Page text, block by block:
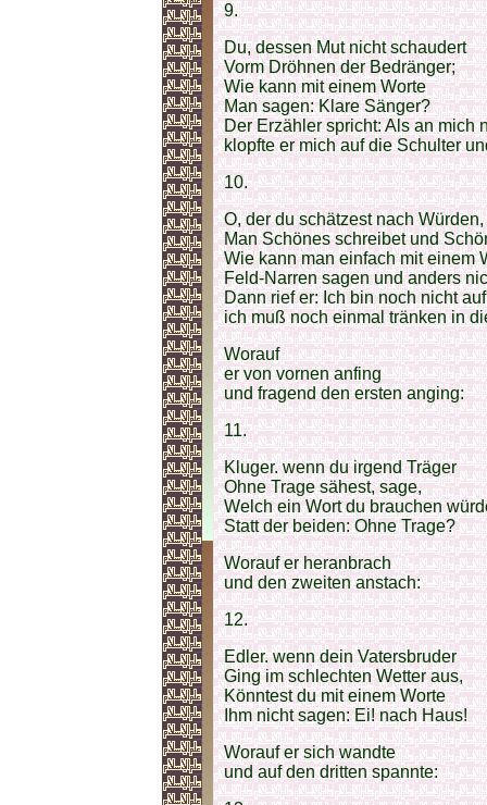
9.
Du, dessen Mut nicht schaudert
Vorm Dröhnen der Bedränger;
Wie kann mit einem Worte
Man sagen: Klare Sänger?
Der Erzähler spricht: Als an mich
klopfte er mich auf die Schulter
10.
O, der du schätzest nach
Man Schönes schreibet und
Wie kann man einfach mit einem
Feld-Narren sagen und anders
Dann rief er: Ich bin noch nicht
ich muß noch einmal tränken in
Worauf
er von vornen anfing
und fragend den ersten anging:
11.
Kluger. wenn du irgend Träger
Ohne Trage sähest, sage,
Welch ein Wort du brauchen
Statt der beiden: Ohne Trage?
Worauf er heranbrach
und den zweiten anstach:
12.
Edler. wenn dein Vatersbruder
Ging im schlechten Wetter aus,
Könntest du mit einem Worte
Ihm nicht sagen: Ei! nach Haus!
Worauf er sich wandte
und auf den dritten spannte: